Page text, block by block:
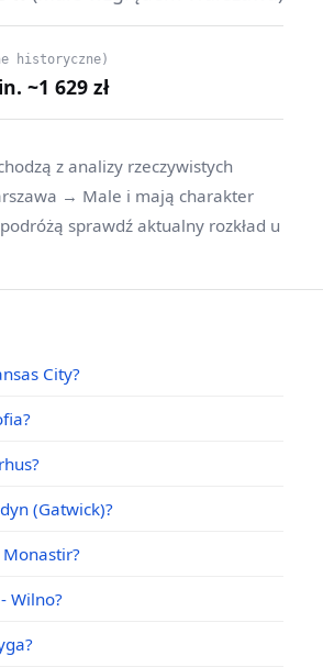
historyczne)
~1 629 zł
z analizy rzeczywistych
→ Male i mają charakter
sprawdź aktualny rozkład u
City?
(Gatwick)?
Wilno?